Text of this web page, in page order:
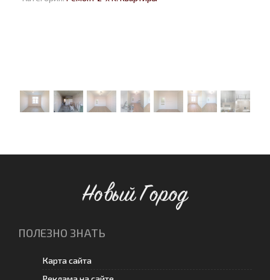
Новый Город
ПОЛЕЗНО ЗНАТЬ
Карта сайта